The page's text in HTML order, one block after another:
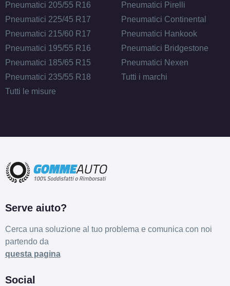
E C 70
Pneumatici 205/55 R16
Pneumatici 225/45 R17
Pneumatici 215/60 R17
Pneumatici 195/55 R16
Pneumatici 185/65 R15
Pneumatici 235/55 R18
Tutti le misure
Pneumatici Pirelli
Pneumatici Continental
Pneumatici Hankook
Pneumatici Bridgestone
Pneumatici Nexen
Tutti i marchi
Serve aiuto?
Cerca una soluzione al tuo problema e comunica con noi
partendo da
questa pagina
Social